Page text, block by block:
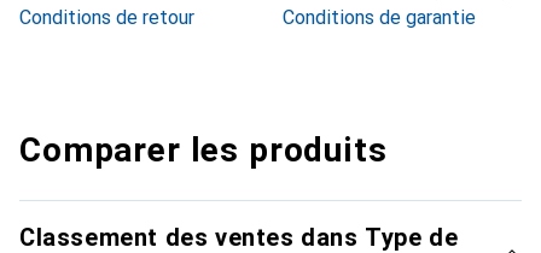
Conditions de retour
Conditions de garantie
Comparer les produits
Classement des ventes dans Type de